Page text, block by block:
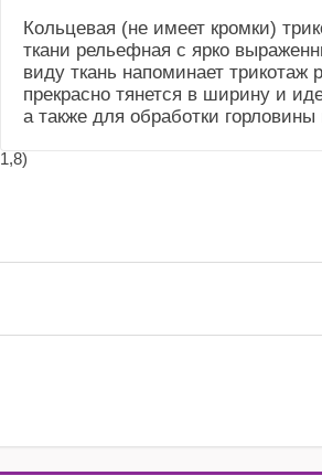
Усадка и уход
(Справочник
"Номенклатура"
(Общие))
Немного
Рекомендуем
ВТО. Деликатный
1,8)
Кольцевая (не имеет кромки)
ткани рельефная с ярко
виду ткань напоминает трикотаж
прекрасно тянется в ширину и
а также для обработки